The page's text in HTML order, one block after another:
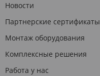
Новости
Партнерские сертификаты
Монтаж оборудования
Комплексные решения
Работа у нас